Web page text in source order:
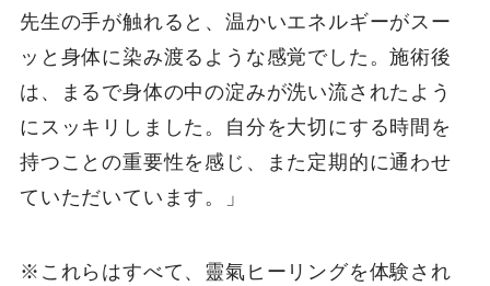
先生の手が触れると、温かいエネルギーがスー
ッと身体に染み渡るような感覚でした。施術後
は、まるで身体の中の淀みが洗い流されたよう
にスッキリしました。自分を大切にする時間を
持つことの重要性を感じ、また定期的に通わせ
ていただいています。」
※これらはすべて、靈氣ヒーリングを体験され